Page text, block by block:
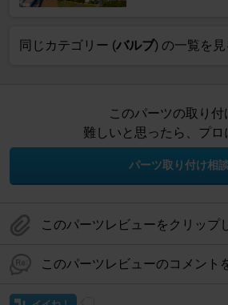
同じカテゴリー (バルブ) の一覧を見
このパーツの取り付
難しいと思ったら、プロ
パーツ取り付け相
このパーツレビューをクリップ
このパーツレビューのコメント